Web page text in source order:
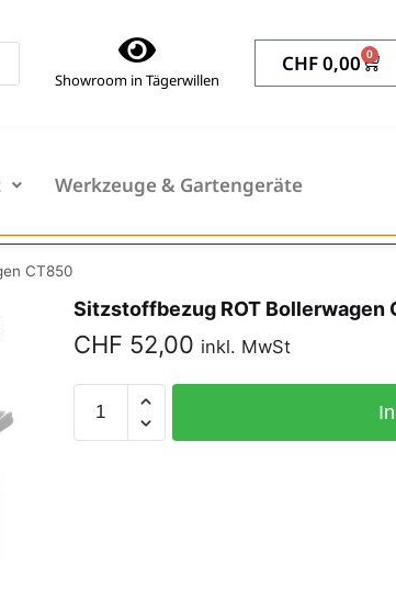
Showroom in Tägerwillen
CHF0,00 0
Werkzeuge & Gartengeräte
CT850
Sitzstoffbezug ROT Bollerwagen
CHF 52,00 inkl. MwSt